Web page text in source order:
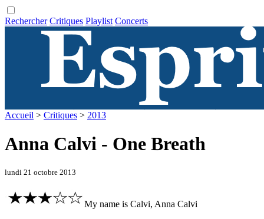
Rechercher Critiques Playlist Concerts
Accueil > Critiques > 2013
Anna Calvi - One Breath
lundi 21 octobre 2013
My name is Calvi, Anna Calvi